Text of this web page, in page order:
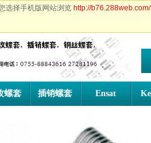
选择手机版网站浏览 http://b76.288web.com/
螺套 插销螺套 Ensat